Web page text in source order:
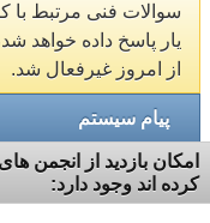
سوالات فنی مرتبط با
یار پاسخ داده خواهد
از امروز غیرفعال شد.
پیام سیستم
امکان بازدید از انجمن
کرده اند وجود دارد: